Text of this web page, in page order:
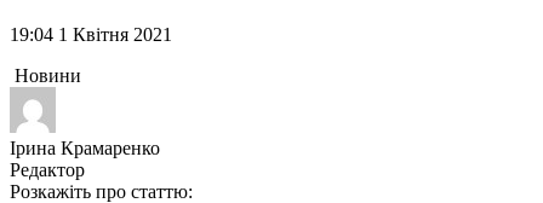
19:04 1 Квітня 2021
Новини
Ірина Крамаренко
Редактор
Розкажіть про статтю: